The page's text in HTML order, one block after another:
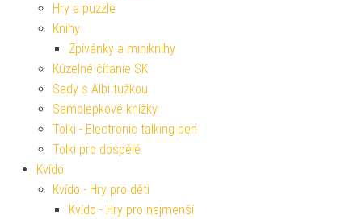
Hry a puzzle
Knihy
Zpívánky a miniknihy
Kúzelné čítanie SK
Sady s Albi tužkou
Samolepkové knížky
Tolki - Electronic talking pen
Tolki pro dospělé
Kvído
Kvído - Hry pro děti
Kvído - Hry pro nejmenší